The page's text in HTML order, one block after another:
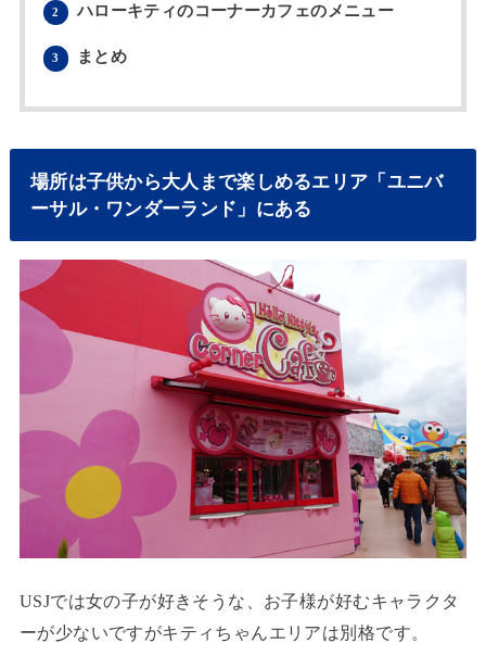
2 ハローキティのコーナーカフェのメニュー
3 まとめ
場所は子供から大人まで楽しめるエリア「ユニバ
ーサル・ワンダーランド」にある
USJでは女の子が好きそうな、お子様が好むキャラクタ
ーが少ないですがキティちゃんエリアは別格です。